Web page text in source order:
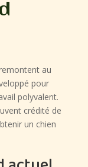
au
pour
polyvalent.
crédité de
un chien